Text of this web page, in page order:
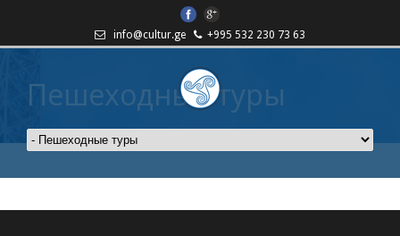
info@cultur.ge +995 532 230 73 63
Пешеходные туры